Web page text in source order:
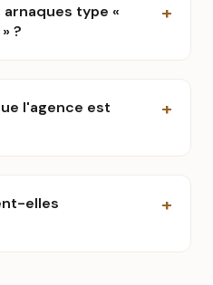
type «
?
+
l'agence est
+
elles
+